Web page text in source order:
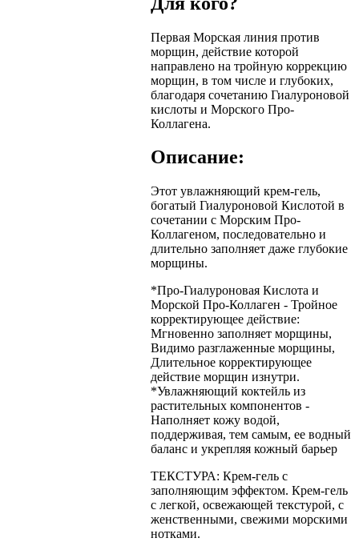
Первая Морская линия против
морщин, действие которой
направлено на тройную коррекцию
морщин, в том числе и глубоких,
благодаря сочетанию Гиалуроновой
кислоты и Морского Про-
Коллагена.
Описание:
Этот увлажняющий крем-гель,
богатый Гиалуроновой Кислотой в
сочетании с Морским Про-
Коллагеном, последовательно и
длительно заполняет даже глубокие
морщины.
*Про-Гиалуроновая Кислота и
Морской Про-Коллаген - Тройное
корректирующее действие:
Мгновенно заполняет морщины,
Видимо разглаженные морщины,
Длительное корректирующее
действие морщин изнутри.
*Увлажняющий коктейль из
растительных компонентов -
Наполняет кожу водой,
поддерживая, тем самым, ее водный
баланс и укрепляя кожный барьер
ТЕКСТУРА: Крем-гель с
заполняющим эффектом. Крем-гель
с легкой, освежающей текстурой, с
женственными, свежими морскими
нотками.